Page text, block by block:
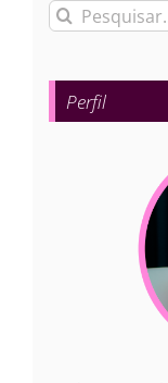
Buscar
para:
Perfil